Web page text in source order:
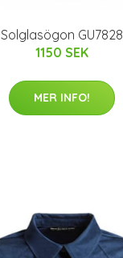
Solglasögon GU7828
1150 SEK
MER INFO!